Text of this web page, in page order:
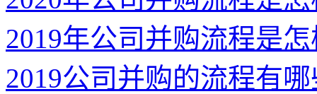
2019年公司并购流程是
2019公司并购的流程有